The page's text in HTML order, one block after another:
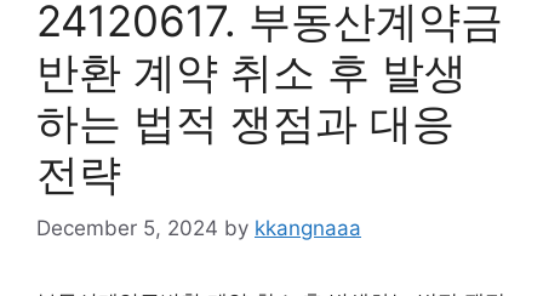
24120617. 부동산계약금
반환 계약 취소 후 발생
하는 법적 쟁점과 대응
전략
December 5, 2024 by kkangnaaa